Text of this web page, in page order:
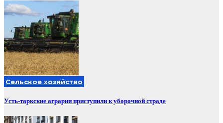
Сельское хозяйство
Усть-таркские аграрии приступили к уборочной страде